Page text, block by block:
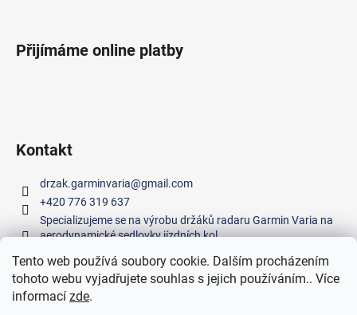
Tento web používá soubory cookie. Dalším procházením
tohoto webu vyjadřujete souhlas s jejich používáním.. Více
informací zde.
Přijímáme online platby
Kontakt
drzak.garminvaria@gmail.com
+420 776 319 637
Specializujeme se na výrobu držáků radaru Garmin Varia na
aerodynamické sedlovky jízdních kol.
Facebook